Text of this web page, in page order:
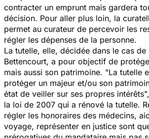
contracter un emprunt mais gardera
décision. Pour aller plus loin, la
permet au curateur de percevoir les
régler les dépenses de la personne.
La tutelle, elle, décidée dans le cas de
Bettencourt, a pour objectif de
mais aussi son patrimoine. "La tutelle
protéger un majeur et/ou son
état de veiller sur ses propres
la loi de 2007 qui a rénové la tutelle.
régler les honoraires des médecins,
voyage, représenter en justice sont